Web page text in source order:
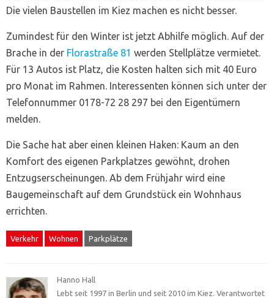
Die vielen Baustellen im Kiez machen es nicht besser.
Zumindest für den Winter ist jetzt Abhilfe möglich. Auf der
Brache in der Florastraße 81 werden Stellplätze vermietet.
Für 13 Autos ist Platz, die Kosten halten sich mit 40 Euro
pro Monat im Rahmen. Interessenten können sich unter der
Telefonnummer 0178-72 28 297 bei den Eigentümern
melden.
Die Sache hat aber einen kleinen Haken: Kaum an den
Komfort des eigenen Parkplatzes gewöhnt, drohen
Entzugserscheinungen. Ab dem Frühjahr wird eine
Baugemeinschaft auf dem Grundstück ein Wohnhaus
errichten.
Verkehr Wohnen Parkplätze
Hanno Hall
Lebt seit 1997 in Berlin und seit 2010 im Kiez. Verantwortet